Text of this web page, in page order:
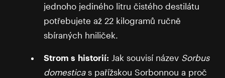
jednoho jediného litru čistého destilátu
potřebujete až 22 kilogramů ručně
sbíraných hniliček.
Strom s historií: Jak souvisí název Sorbus
domesticas pařížskou Sorbonnou a proč